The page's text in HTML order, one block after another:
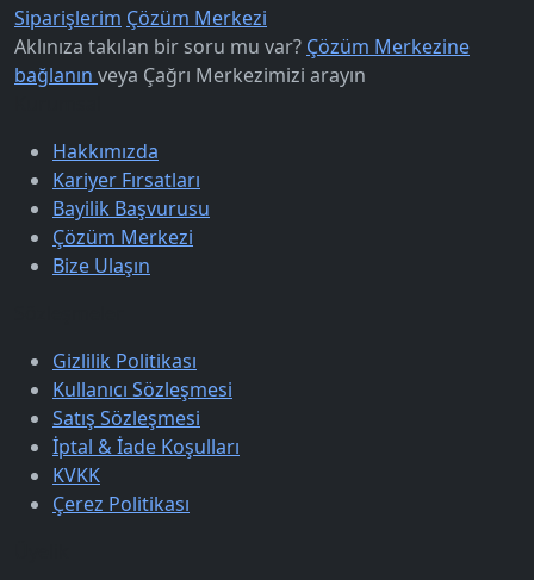
Siparişlerim Çözüm Merkezi
Aklınıza takılan bir soru mu var? Çözüm Merkezine
bağlanın veya Çağrı Merkezimizi arayın
Hakkımızda
Kariyer Fırsatları
Bayilik Başvurusu
Çözüm Merkezi
Bize Ulaşın
Gizlilik Politikası
Kullanıcı Sözleşmesi
Satış Sözleşmesi
İptal & İade Koşulları
KVKK
Çerez Politikası